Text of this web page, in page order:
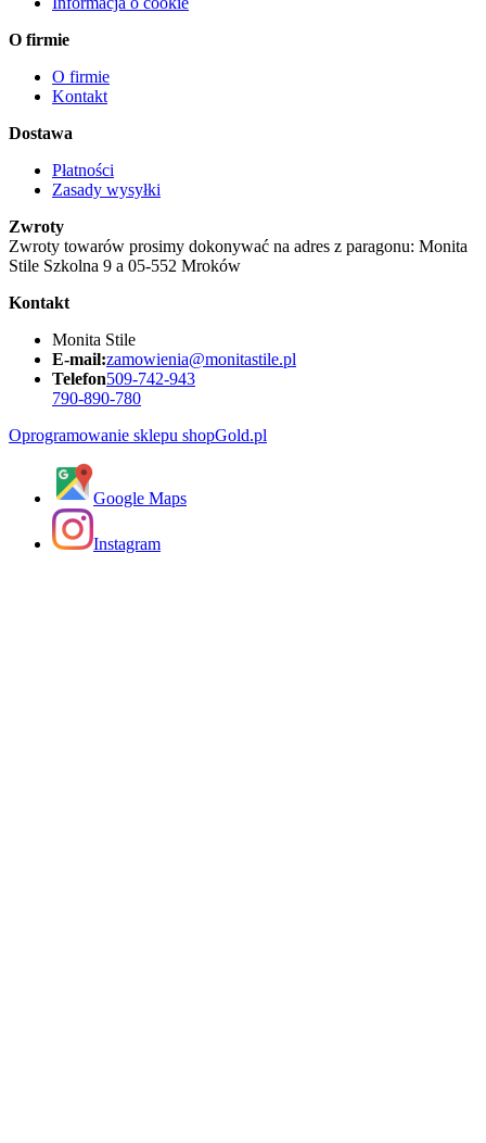
O firmie
O firmie
Kontakt
Dostawa
Płatności
Zasady wysyłki
Zwroty
Zwroty towarów prosimy dokonywać na adres z paragonu: Monita
Stile Szkolna 9 a 05-552 Mroków
Kontakt
Monita Stile
E-mail:zamowienia@monitastile.pl
Telefon509-742-943
790-890-780
Oprogramowanie sklepu shopGold.pl
Google Maps
Instagram